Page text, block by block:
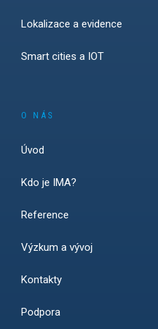
Lokalizace a evidence
Smart cities a IOT
O NÁS
Úvod
Kdo je IMA?
Reference
Výzkum a vývoj
Kontakty
Podpora